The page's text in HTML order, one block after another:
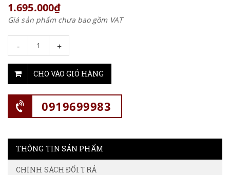
1.695.000₫
Giá sản phẩm chưa bao gồm VAT
- +
CHO VÀO GIỎ HÀNG
0919699983
THÔNG TIN SẢN PHẨM
CHÍNH SÁCH ĐỔI TRẢ